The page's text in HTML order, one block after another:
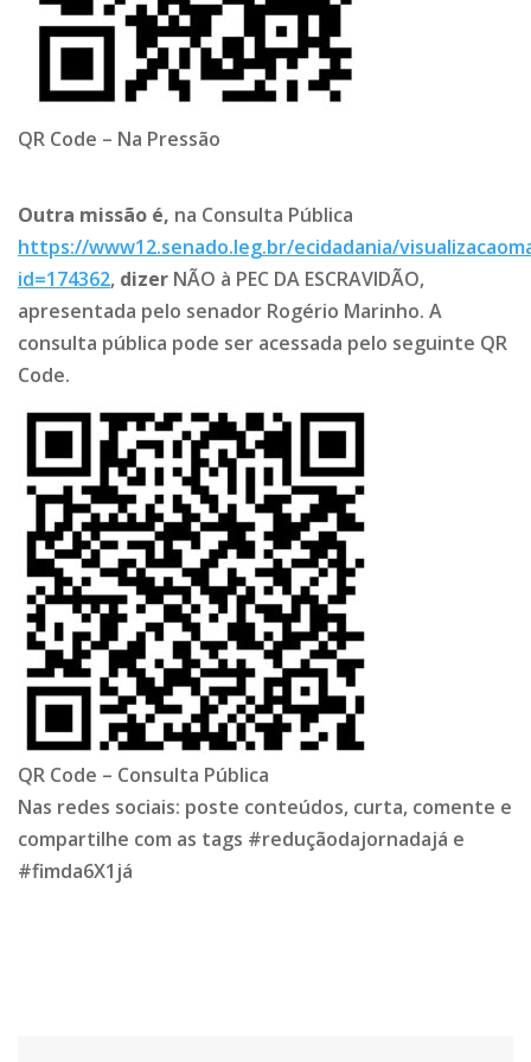
QR Code – Na Pressão
Outra missão é, na Consulta Pública
https://www12.senado.leg.br/ecidadania/
id=174362, dizer NÃO à PEC DA ESCRAVIDÃO,
apresentada pelo senador Rogério Marinho. A
consulta pública pode ser acessada pelo seguinte QR
Code.
QR Code – Consulta Pública
Nas redes sociais: poste conteúdos, curta, comente e
compartilhe com as tags #reduçãodajornadajá e
#fimda6X1já